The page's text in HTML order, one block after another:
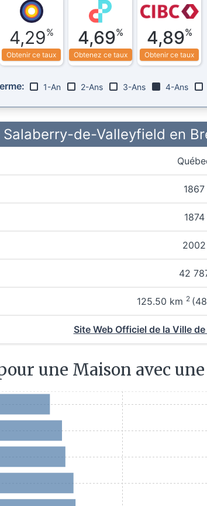
4,29%
Obtenir ce taux
4,69%
Obtenez ce taux
4,89%
Obtenir ce taux
1-An 2-Ans 3-Ans 4-Ans
Salaberry-de-Valleyfield en
1867
1874
2002
42
125.50 km 2
Site Web Officiel de la Ville
une Maison avec